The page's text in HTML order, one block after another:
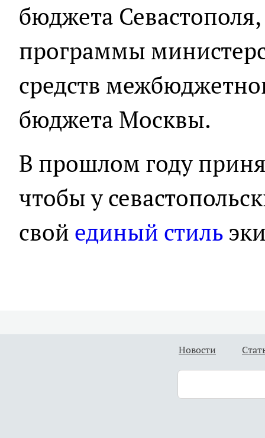
бюджета
программы
средств
бюджета Москвы.
В прошлом году
чтобы у
свой единый стиль
Новости